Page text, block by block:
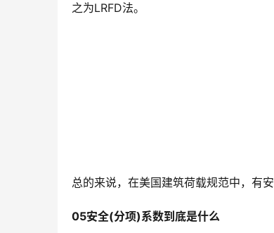
之为LRFD法。
总的来说，在美国建筑荷载规范中，有
05安全(分项)系数到底是什么